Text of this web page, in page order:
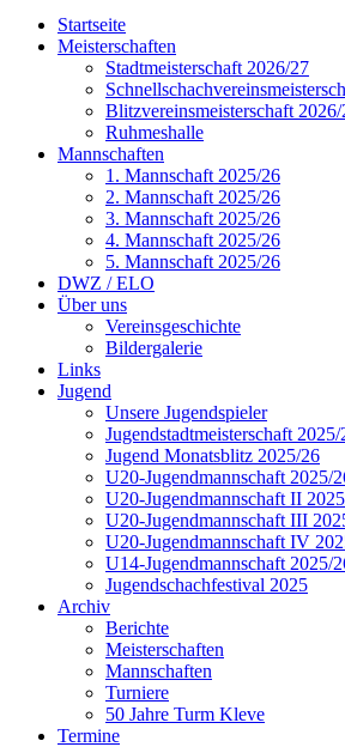
Startseite
Meisterschaften
Stadtmeisterschaft 2026/27
Blitzvereinsmeisterschaft 2026/
Ruhmeshalle
Mannschaften
1. Mannschaft 2025/26
2. Mannschaft 2025/26
3. Mannschaft 2025/26
4. Mannschaft 2025/26
5. Mannschaft 2025/26
DWZ / ELO
Über uns
Vereinsgeschichte
Bildergalerie
Links
Jugend
Unsere Jugendspieler
Jugendstadtmeisterschaft 2025/
Jugend Monatsblitz 2025/26
U20-Jugendmannschaft 2025/
U20-Jugendmannschaft II
U20-Jugendmannschaft III
U20-Jugendmannschaft IV
U14-Jugendmannschaft 2025/
Jugendschachfestival 2025
Archiv
Berichte
Meisterschaften
Mannschaften
Turniere
50 Jahre Turm Kleve
Termine